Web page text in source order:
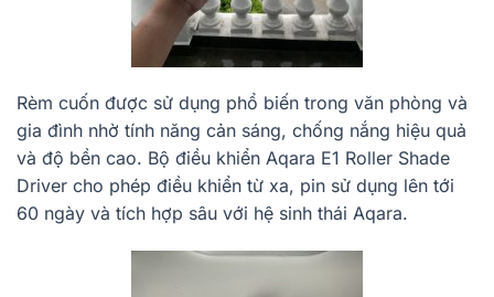
Rèm cuốn được sử dụng phổ biến trong văn phòng và
gia đình nhờ tính năng cản sáng, chống nắng hiệu quả
và độ bền cao. Bộ điều khiển Aqara E1 Roller Shade
Driver cho phép điều khiển từ xa, pin sử dụng lên tới
60 ngày và tích hợp sâu với hệ sinh thái Aqara.